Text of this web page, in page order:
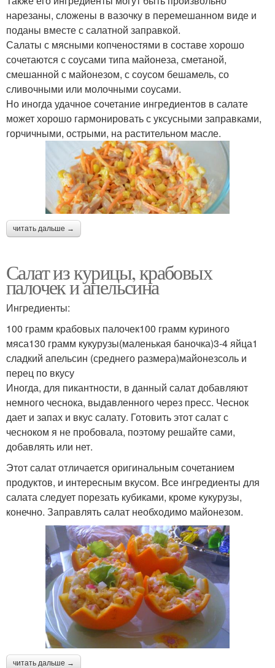
нарезаны, сложены в вазочку в перемешанном виде и
поданы вместе с салатной заправкой.
Салаты с мясными копченостями в составе хорошо
сочетаются с соусами типа майонеза, сметаной,
смешанной с майонезом, с соусом бешамель, со
сливочными или молочными соусами.
Но иногда удачное сочетание ингредиентов в салате
может хорошо гармонировать с уксусными заправками,
горчичными, острыми, на растительном масле.
читать дальше →
Салат из курицы, крабовых
палочек и апельсина
Ингредиенты:
100 грамм крабовых палочек100 грамм куриного
мяса130 грамм кукурузы(маленькая баночка)3-4 яйца1
сладкий апельсин (среднего размера)майонезсоль и
перец по вкусу
Иногда, для пикантности, в данный салат добавляют
немного чеснока, выдавленного через пресс. Чеснок
дает и запах и вкус салату. Готовить этот салат с
чесноком я не пробовала, поэтому решайте сами,
добавлять или нет.
Этот салат отличается оригинальным сочетанием
продуктов, и интересным вкусом. Все ингредиенты для
салата следует порезать кубиками, кроме кукурузы,
конечно. Заправлять салат необходимо майонезом.
читать дальше →